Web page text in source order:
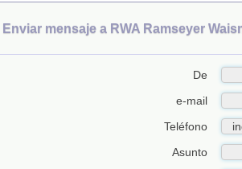
Enviar mensaje a RWA Ramseyer
De
e-mail
Teléfono
Asunto